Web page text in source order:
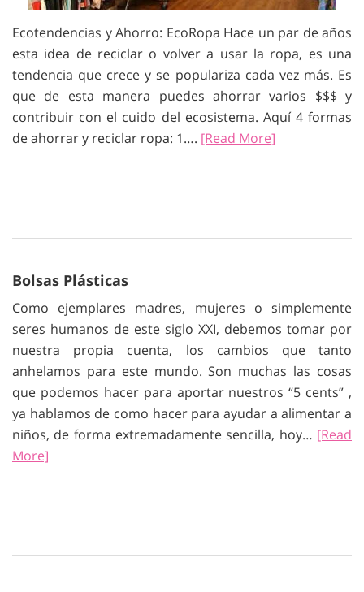
Ecotendencias y Ahorro: EcoRopa Hace un par de años
esta idea de reciclar o volver a usar la ropa, es una
tendencia que crece y se populariza cada vez más. Es
que de esta manera puedes ahorrar varios $$$ y
contribuir con el cuido del ecosistema. Aquí 4 formas
de ahorrar y reciclar ropa: 1…. [Read More]
Bolsas Plásticas
Como ejemplares madres, mujeres o simplemente
seres humanos de este siglo XXI, debemos tomar por
nuestra propia cuenta, los cambios que tanto
anhelamos para este mundo. Son muchas las cosas
que podemos hacer para aportar nuestros “5 cents” ,
ya hablamos de como hacer para ayudar a alimentar a
niños, de forma extremadamente sencilla, hoy… [Read
More]